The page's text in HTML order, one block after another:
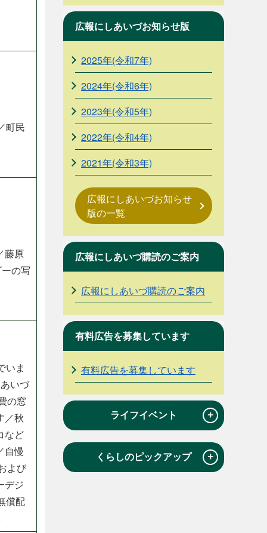
町民
藤原
の写
いま
いづ
の窓
／秋
など
自慢
よび
デジ
償配
広報にしあいづお知らせ版
2025年(令和7年)
2024年(令和6年)
2023年(令和5年)
2022年(令和4年)
2021年(令和3年)
広報にしあいづお知らせ
版の一覧
広報にしあいづ購読のご案内
広報にしあいづ購読のご案内
有料広告を募集しています
有料広告を募集しています
ライフイベント ＋
くらしのピックアップ ＋